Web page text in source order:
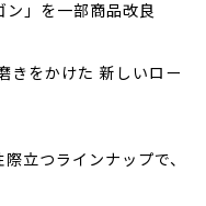
ン」を一部商品改良
きをかけた 新しいロー
立つラインナップで、